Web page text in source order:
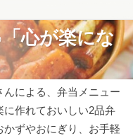
心が楽にな
んによる、弁当メニュー
に作れておいしい2品弁
ずやおにぎり、お手軽